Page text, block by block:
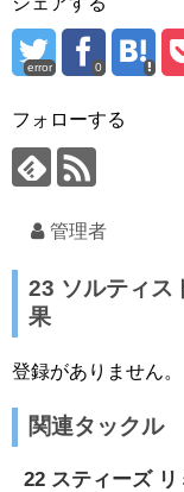
error 0
フォローする
管理者
23 ソルティス
果
登録がありません。
関連タックル
22 スティーズ